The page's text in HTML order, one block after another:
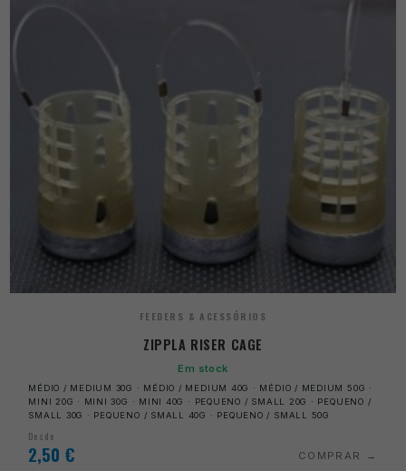
FEEDERS & ACESSÓRIOS
ZIPPLA RISER CAGE
Em stock
MÉDIO / MEDIUM 30G · MÉDIO / MEDIUM 40G · MÉDIO / MEDIUM 50G ·
MINI 20G · MINI 30G · MINI 40G · PEQUENO / SMALL 20G · PEQUENO /
SMALL 30G · PEQUENO / SMALL 40G · PEQUENO / SMALL 50G
Desde
2,50 € COMPRAR